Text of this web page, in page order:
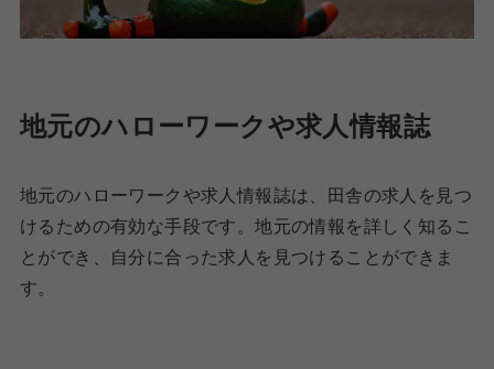
地元のハローワークや求人情報誌
地元のハローワークや求人情報誌は、田舎の求人を見つ
けるための有効な手段です。地元の情報を詳しく知るこ
とができ、自分に合った求人を見つけることができま
す。